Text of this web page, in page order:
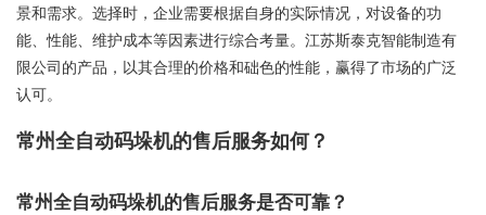
景和需求。选择时，企业需要根据自身的实际情况，对设备的功
能、性能、维护成本等因素进行综合考量。江苏斯泰克智能制造有
限公司的产品，以其合理的价格和础色的性能，赢得了市场的广泛
认可。
常州全自动码垛机的售后服务如何？
常州全自动码垛机的售后服务是否可靠？